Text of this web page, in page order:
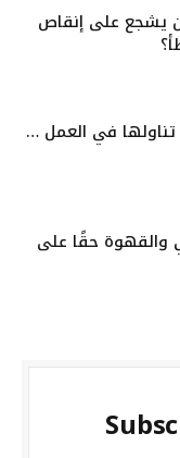
يشجع على إنقاص
تناولها في العمل …
والقهوة حقًا على